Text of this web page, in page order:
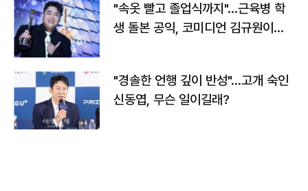
"속옷 빨고 졸업식까지"…근육병 학
생 돌본 공익, 코미디언 김규원이었
"경솔한 언행 깊이 반성"…고개 숙인
신동엽, 무슨 일이길래?